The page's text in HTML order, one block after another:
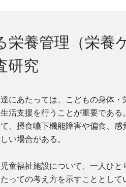
栄養管理（栄養
研究
にあたっては、こどもの身体・
活支援を行うことが重要である
、摂食嚥下機能障害や偏食、感
い場合がある。
童福祉施設について、一人ひと
っての考え方を示すこととして